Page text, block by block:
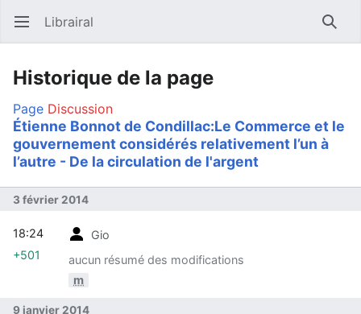
Ouvrir le menu principal Librairal
Historique de la page
Page Discussion
Étienne Bonnot de Condillac:Le Commerce et le
gouvernement considérés relativement l’un à
l’autre - De la circulation de l'argent
3 février 2014
Gio
aucun résumé des modifications
m
18:24
+501
9 janvier 2014